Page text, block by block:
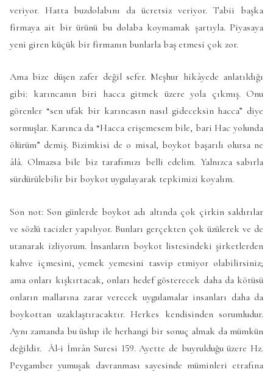
veriyor. Hatta buzdolabını da ücretsiz veriyor. Tabii başka
firmaya ait bir ürünü bu dolaba koymamak şartıyla. Piyasaya
yeni giren küçük bir firmanın bunlarla baş etmesi çok zor.
Ama bize düşen zafer değil sefer. Meşhur hikâyede anlatıldığı
gibi: karıncanın biri hacca gitmek üzere yola çıkmış. Onu
görenler “sen ufak bir karıncasın nasıl gideceksin hacca” diye
sormuşlar. Karınca da “Hacca erişemesem bile, bari Hac yolunda
ölürüm” demiş. Bizimkisi de o misal, boykot başarılı olursa ne
âlâ. Olmazsa bile biz tarafımızı belli edelim. Yalnızca sabırla
sürdürülebilir bir boykot uygulayarak tepkimizi koyalım.
Son not: Son günlerde boykot adı altında çok çirkin saldırılar
ve sözlü tacizler yapılıyor. Bunları gerçekten çok üzülerek ve de
utanarak izliyorum. İnsanların boykot listesindeki şirketlerden
kahve içmesini, yemek yemesini tasvip etmiyor olabilirsiniz;
ama onları kışkırtacak, onları hedef gösterecek daha da kötüsü
onların mallarına zarar verecek uygulamalar insanları daha da
boykottan uzaklaştıracaktır. Herkes kendisinden sorumludur.
Aynı zamanda bu üslup ile herhangi bir sonuç almak da mümkün
değildir. Âl-i İmrân Suresi 159. Ayette de buyrulduğu üzere Hz.
Peygamber yumuşak davranması sayesinde müminleri etrafına